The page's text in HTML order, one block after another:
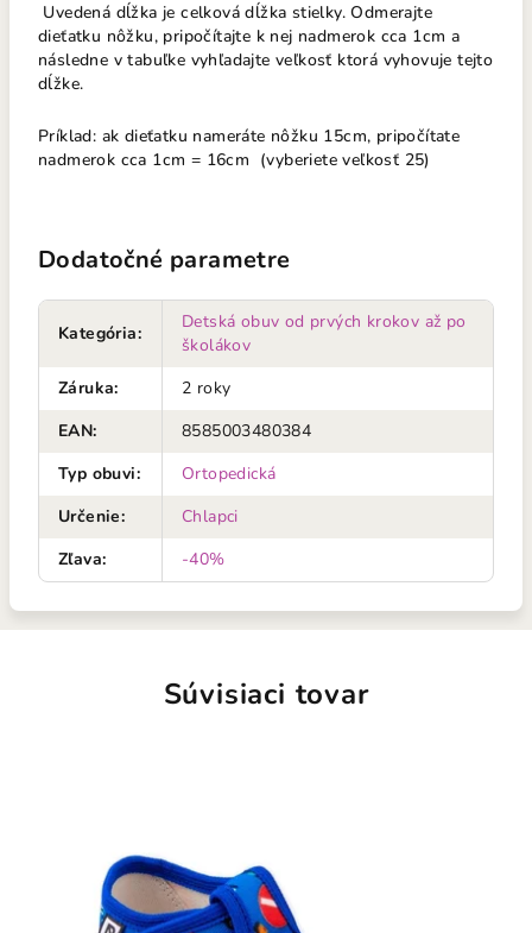
Uvedená dĺžka je celková dĺžka stielky. Odmerajte
dieťatku nôžku, pripočítajte k nej nadmerok cca 1cm a
následne v tabuľke vyhľadajte veľkosť ktorá vyhovuje tejto
dĺžke.
Príklad: ak dieťatku nameráte nôžku 15cm, pripočítate
nadmerok cca 1cm = 16cm (vyberiete veľkosť 25)
Dodatočné parametre
Kategória:
Detská obuv od prvých krokov až po
školákov
Záruka:
2 roky
EAN:
8585003480384
Typ obuvi:
Ortopedická
Určenie:
Chlapci
Zľava: -40%
Súvisiaci tovar